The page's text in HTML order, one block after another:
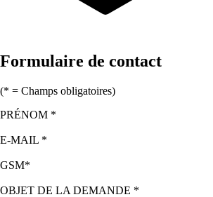
Formulaire de contact
(* = Champs obligatoires)
PRÉNOM (OBLIGATOIRE)
E-MAIL (OBLIGATOIRE)
GSM
OBJET DE LA DEMANDE (OBLIGATOIRE)